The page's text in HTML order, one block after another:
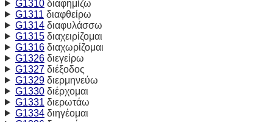
G1310διαφημίζω
G1311 διαφθείρω
G1314διαφυλάσσω
G1315διαχειρίζομαι
G1316διαχωρίζομαι
G1326διεγείρω
G1327διέξοδος
G1329διερμηνεύω
G1330διέρχομαι
G1331 διερωτάω
G1334διηγέομαι